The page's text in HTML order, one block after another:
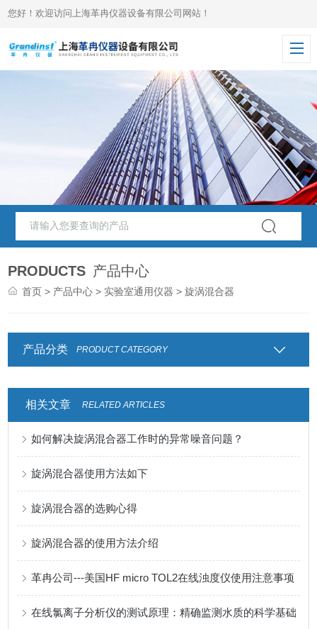
您好！欢迎访问上海革冉仪器设备有限公司网站！
PRODUCTS 产品中心
首页 > 产品中心 > 实验室通用仪器 > 旋涡混合器
产品分类 PRODUCT CATEGORY
相关文章 RELATED ARTICLES
如何解决旋涡混合器工作时的异常噪音问题？
旋涡混合器使用方法如下
旋涡混合器的选购心得
旋涡混合器的使用方法介绍
革冉公司---美国HF micro TOL2在线浊度仪使用注意事项
在线氯离子分析仪的测试原理：精确监测水质的科学基础